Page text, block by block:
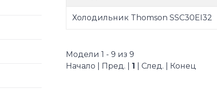
Холодильник Thomson SSC30EI32
Модели 1 - 9 из 9
Начало | Пред. | 1 | След. | Конец